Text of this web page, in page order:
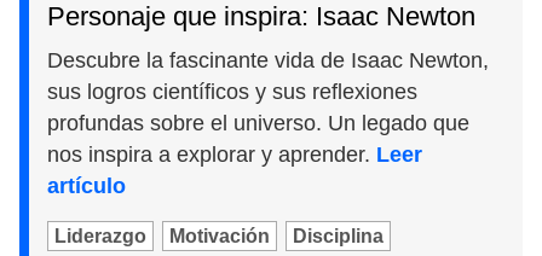
Personaje que inspira: Isaac Newton
Descubre la fascinante vida de Isaac Newton,
sus logros científicos y sus reflexiones
profundas sobre el universo. Un legado que
nos inspira a explorar y aprender. Leer
artículo
Liderazgo Motivación Disciplina